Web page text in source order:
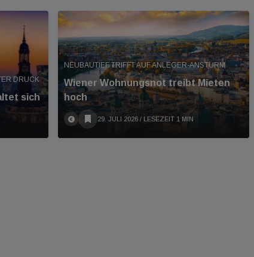
DRUCK
sich
NEUBAUTIEF TRIFFT AUF ANLEGER-ANSTURM
Wiener Wohnungsnot treibt Mieten
hoch
29. JULI 2026 / LESEZEIT 1 MIN